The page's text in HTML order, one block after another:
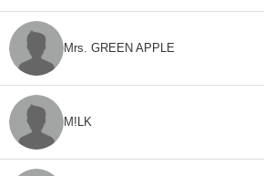
Mrs. GREEN APPLE
M!LK